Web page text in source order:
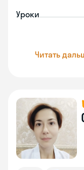
Уроки
Читать